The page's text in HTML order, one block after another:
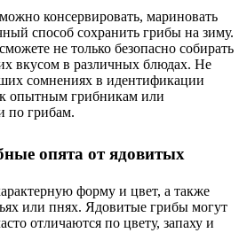
консервировать, мариновать
способ сохранить грибы на зиму.
не только безопасно собирать
вкусом в различных блюдах. Не
сомнениях в идентификации
опытным грибникам или
по грибам.
опята от ядовитых
форму и цвет, а также
или пнях. Ядовитые грибы могут
отличаются по цвету, запаху и